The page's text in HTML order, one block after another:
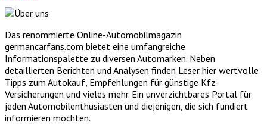
Das renommierte Online-Automobilmagazin
germancarfans.com bietet eine umfangreiche
Informationspalette zu diversen Automarken. Neben
detaillierten Berichten und Analysen finden Leser hier wertvolle
Tipps zum Autokauf, Empfehlungen für günstige Kfz-
Versicherungen und vieles mehr. Ein unverzichtbares Portal für
jeden Automobilenthusiasten und diejenigen, die sich fundiert
informieren möchten.